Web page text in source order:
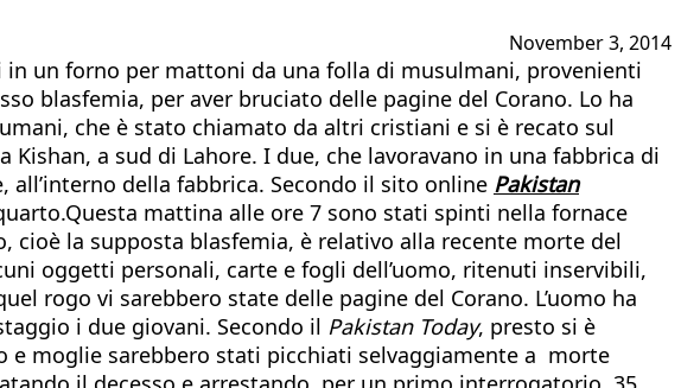
November 3, 2014
un forno per mattoni da una folla di musulmani, provenienti
blasfemia, per aver bruciato delle pagine del Corano. Lo ha
che è stato chiamato da altri cristiani e si è recato sul
a sud di Lahore. I due, che lavoravano in una fabbrica di
della fabbrica. Secondo il sito online Pakistan
mattina alle ore 7 sono stati spinti nella fornace
cioè la supposta blasfemia, è relativo alla recente morte del
oggetti personali, carte e fogli dell’uomo, ritenuti inservibili,
rogo vi sarebbero state delle pagine del Corano. L’uomo ha
i due giovani. Secondo il Pakistan Today, presto si è
e moglie sarebbero stati picchiati selvaggiamente a morte